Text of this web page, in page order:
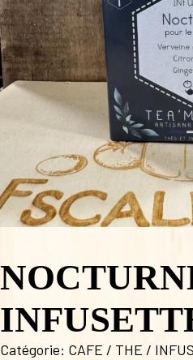
Catégorie: CAFE / THE /